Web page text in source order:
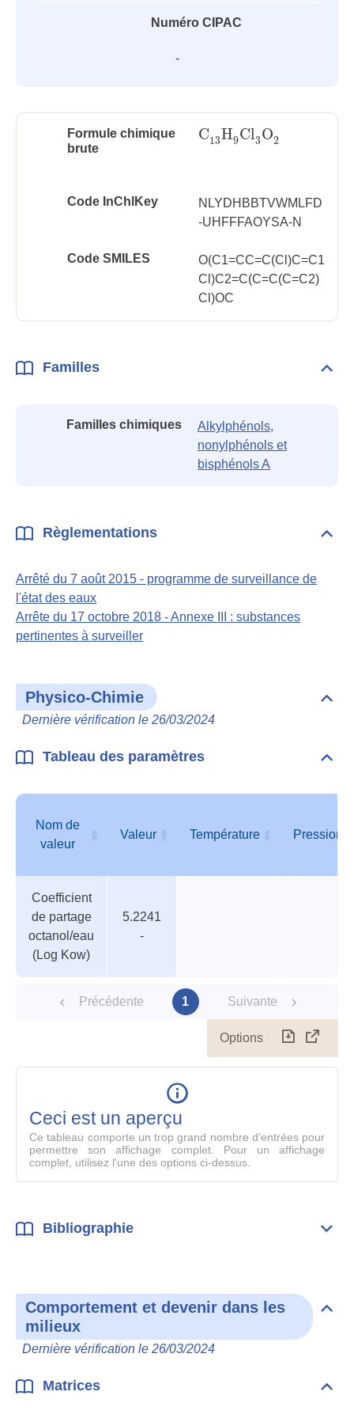
Numéro CIPAC
-
Formule chimique
brute
C13H9Cl3O2
C13H9Cl3O2
Code InChlKey
NLYDHBBTVWMLFD
-UHFFFAOYSA-N
Code SMILES
O(C1=CC=C(Cl)C=C1
Cl)C2=C(C=C(C=C2)
Cl)OC
Familles
Familles chimiques
Alkylphénols,
nonylphénols et
bisphénols A
Règlementations
Arrêté du 7 août 2015 - programme de surveillance de
l'état des eaux
Arrête du 17 octobre 2018 - Annexe III : substances
pertinentes à surveiller
Physico-Chimie
Dernière vérification le 26/03/2024
Tableau des paramètres
des
paramètres
Nom de
valeur
Valeur Température Pression
valeur
Coefficient
de partage
octanol/eau
(Log Kow)
5.2241
-
Précédente 1 Suivante
Options
le
Ceci est un aperçu
Ce tableau comporte un trop grand nombre d'entrées pour
permettre son affichage complet. Pour un affichage
complet, utilisez l'une des options ci-dessus.
Bibliographie
Comportement et devenir dans les
milieux
Dernière vérification le 26/03/2024
les
Matrices